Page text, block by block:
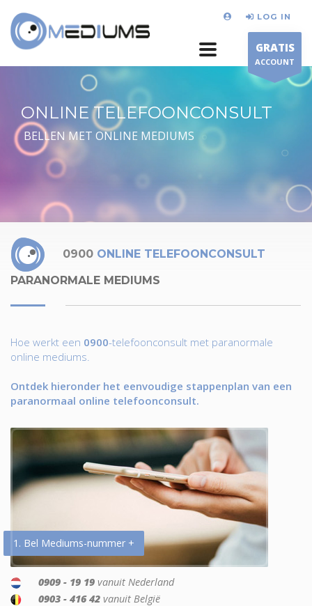
LOG IN
GRATIS
ACCOUNT
ONLINE TELEFOONCONSULT
BELLEN MET ONLINE MEDIUMS
0900 ONLINE TELEFOONCONSULT
PARANORMALE MEDIUMS
Hoe werkt een 0900-telefoonconsult met paranormale
online mediums.
Ontdek hieronder het eenvoudige stappenplan van een
paranormaal online telefoonconsult.
1. Bel Mediums-nummer +
0909 - 19 19 vanuit Nederland
0903 - 416 42 vanuit België